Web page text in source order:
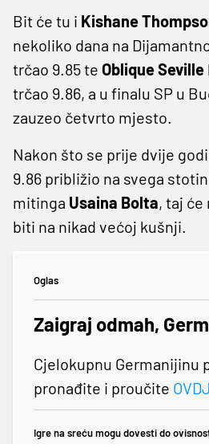
Bit će tu i Kishane
nekoliko dana na
trčao 9.85 te Oblique Seville
trčao 9.86, a u finalu SP u
zauzeo četvrto mjesto.
Nakon što se prije dvije
9.86 približio na svega
mitinga Usaina Bolta, taj
biti na nikad većoj kušnji.
Oglas
Zaigraj odmah,
Cjelokupnu Germanijinu
pronađite i proučite
Igre na sreću mogu dovesti do